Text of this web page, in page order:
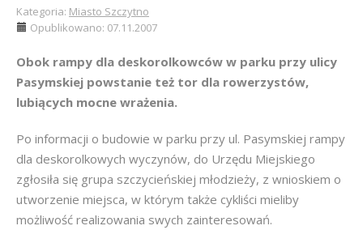
Kategoria: Miasto Szczytno
Opublikowano: 07.11.2007
Obok rampy dla deskorolkowców w parku przy ulicy
Pasymskiej powstanie też tor dla rowerzystów,
lubiących mocne wrażenia.
Po informacji o budowie w parku przy ul. Pasymskiej rampy
dla deskorolkowych wyczynów, do Urzędu Miejskiego
zgłosiła się grupa szczycieńskiej młodzieży, z wnioskiem o
utworzenie miejsca, w którym także cykliści mieliby
możliwość realizowania swych zainteresowań.